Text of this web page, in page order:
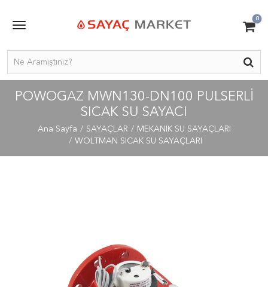
0
POWOGAZ MWN130-DN100 PULSERLI
SICAK SU SAYACI
Ana Sayfa SAYAÇLAR
MEKANİK SU SAYAÇLARI
WOLTMAN SICAK SU SAYAÇLARI